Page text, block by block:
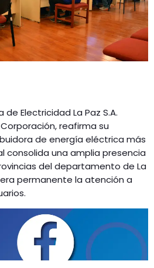
de Electricidad La Paz S.A.
Corporación, reafirma su
de energía eléctrica más
consolida una amplia presencia
del departamento de La
permanente la atención a